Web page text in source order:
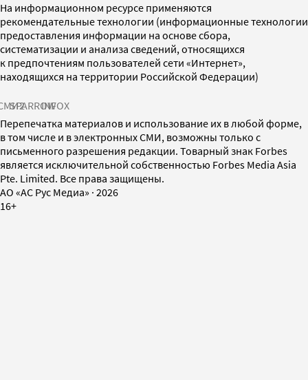
На информационном ресурсе применяются
рекомендательные технологии (информационные технологии
предоставления информации на основе сбора,
систематизации и анализа сведений, относящихся
к предпочтениям пользователей сети «Интернет»,
находящихся на территории Российской Федерации)
SPARROWINFOX
Перепечатка материалов и использование их в любой форме,
в том числе и в электронных СМИ, возможны только с
письменного разрешения редакции. Товарный знак Forbes
является исключительной собственностью Forbes Media Asia
Pte. Limited. Все права защищены.
AO «АС Рус Медиа» · 2026
16+